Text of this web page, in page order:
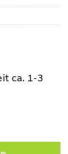
ca. 1-3